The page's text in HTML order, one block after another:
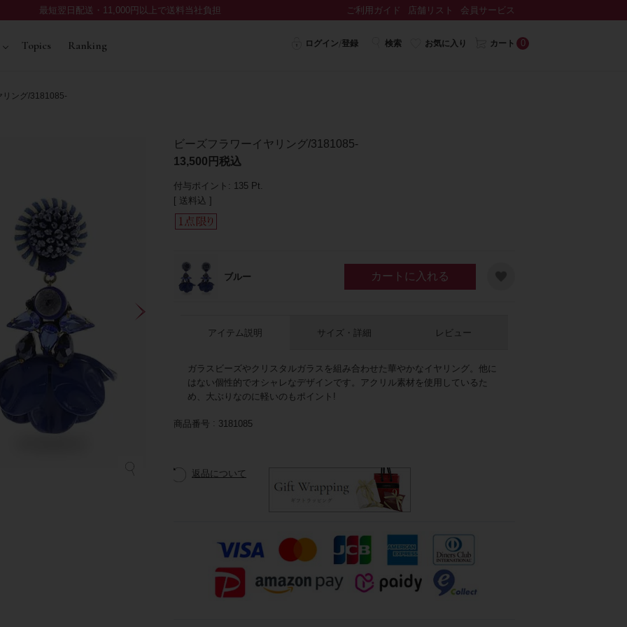
最短翌日配送・11,000円以上で送料当社負担 ご利用ガイド 店舗リスト 会員サービス
Topics Ranking ログイン/登録 検索 お気に入り カート 0
ング/3181085-
ビーズフラワーイヤリング/3181085-
13,500
税込
付与ポイント: 135 Pt.
送料込
ブルー カートに入れる
アイテム説明
ガラスビーズやクリスタルガラスを組み合わせた華やかなイヤリング。他に
はない個性的でオシャレなデザインです。アクリル素材を使用しているた
め、大ぶりなのに軽いのもポイント!
サイズ・詳細 レビュー
商品番号 3181085
返品について